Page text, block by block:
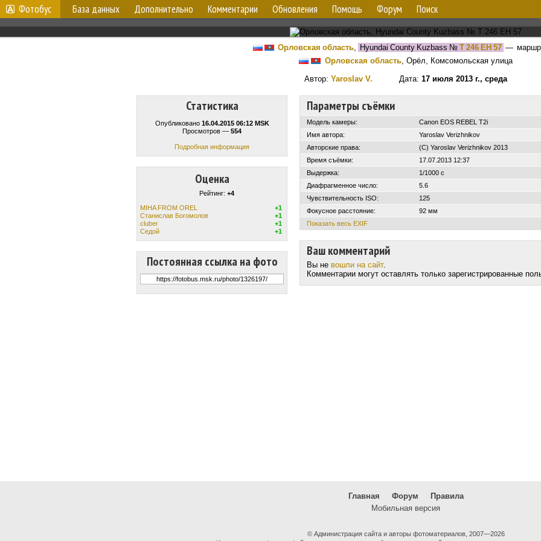
Фотобус База данных Дополнительно Комментарии Обновления Помощь Форум Поиск
Орловская область, Hyundai County Kuzbass № Т 246 ЕН 57 —
Орловская область, Орёл, Комсомольская улица
Автор: Yaroslav V. Дата: 17 июля 2013 г., среда
Статистика
Опубликовано 16.04.2015 06:12 MSK
Просмотров — 554
Подробная информация
Оценка
Рейтинг: +4
MIHA FROM OREL
+1
Станислав Богомолов
+1
cluber
+1
Cедой
+1
Постоянная ссылка на фото
Параметры съёмки
Модель камеры:
Canon EOS REBEL T2i
Имя автора:
Yaroslav Verizhnikov
Авторские права:
(C) Yaroslav Verizhnikov 2013
Время съёмки:
17.07.2013 12:37
Выдержка:
1/1000 с
Диафрагменное число:
5.6
Чувствительность ISO:
125
Фокусное расстояние:
92 мм
Показать весь EXIF
Ваш комментарий
Вы не вошли на сайт.
Комментарии могут оставлять только зарегистрированные
Главная Форум
Правила
Мобильная версия
© Администрация сайта и авторы фотоматериалов, 2007—2026